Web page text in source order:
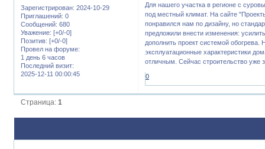
Зарегистрирован: 2024-10-29
Приглашений: 0
Сообщений: 680
Уважение: [+0/-0]
Позитив: [+0/-0]
Провел на форуме:
1 день 6 часов
Последний визит:
2025-12-11 00:00:45
Для нашего участка в регионе с
под местный климат. На сайте
понравился нам по дизайну, но
предложили внести изменения:
дополнить проект системой
эксплуатационные характеристики
отличным. Сейчас строительство
0
Страница:1